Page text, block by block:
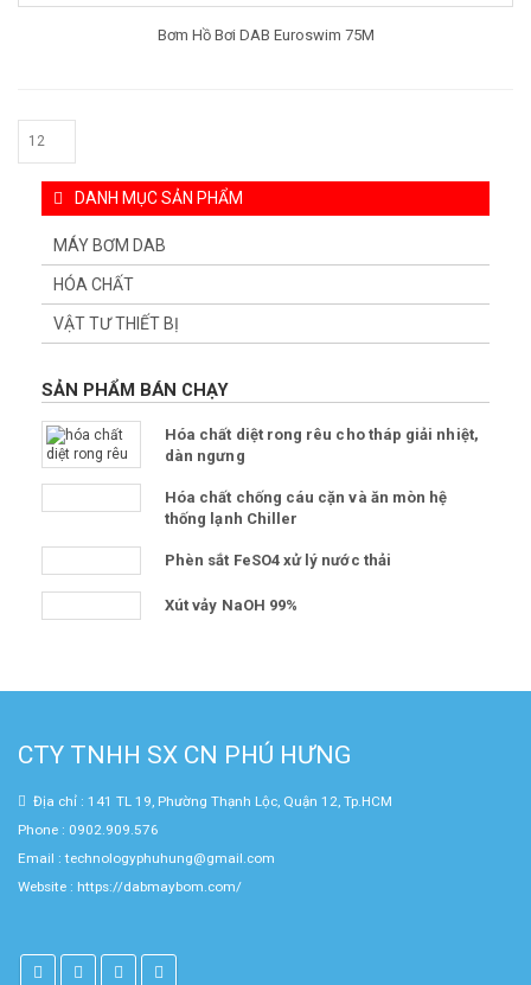
Bơm Hồ Bơi DAB Euroswim 75M
DANH MỤC SẢN PHẨM
MÁY BƠM DAB
HÓA CHẤT
VẬT TƯ THIẾT BỊ
SẢN PHẨM BÁN CHẠY
Hóa chất diệt rong rêu cho tháp giải nhiệt,
dàn ngưng
Hóa chất chống cáu cặn và ăn mòn hệ
thống lạnh Chiller
Phèn sắt FeSO4 xử lý nước thải
Xút vảy NaOH 99%
CTY TNHH SX CN PHÚ HƯNG
Địa chỉ : 141 TL 19, Phường Thạnh Lộc, Quận 12, Tp.HCM
Phone : 0902.909.576
Email : technologyphuhung@gmail.com
Website : https://dabmaybom.com/